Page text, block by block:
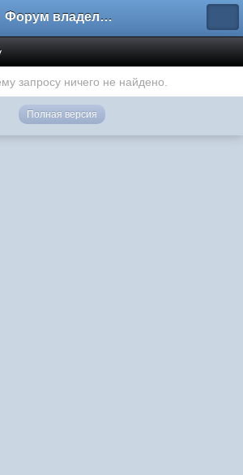
Форум владельцев интернет-магазинов
запросу ничего не найдено.
Полная версия